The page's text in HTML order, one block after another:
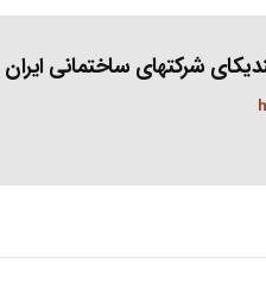
شرکتهای ساختمانی ایران